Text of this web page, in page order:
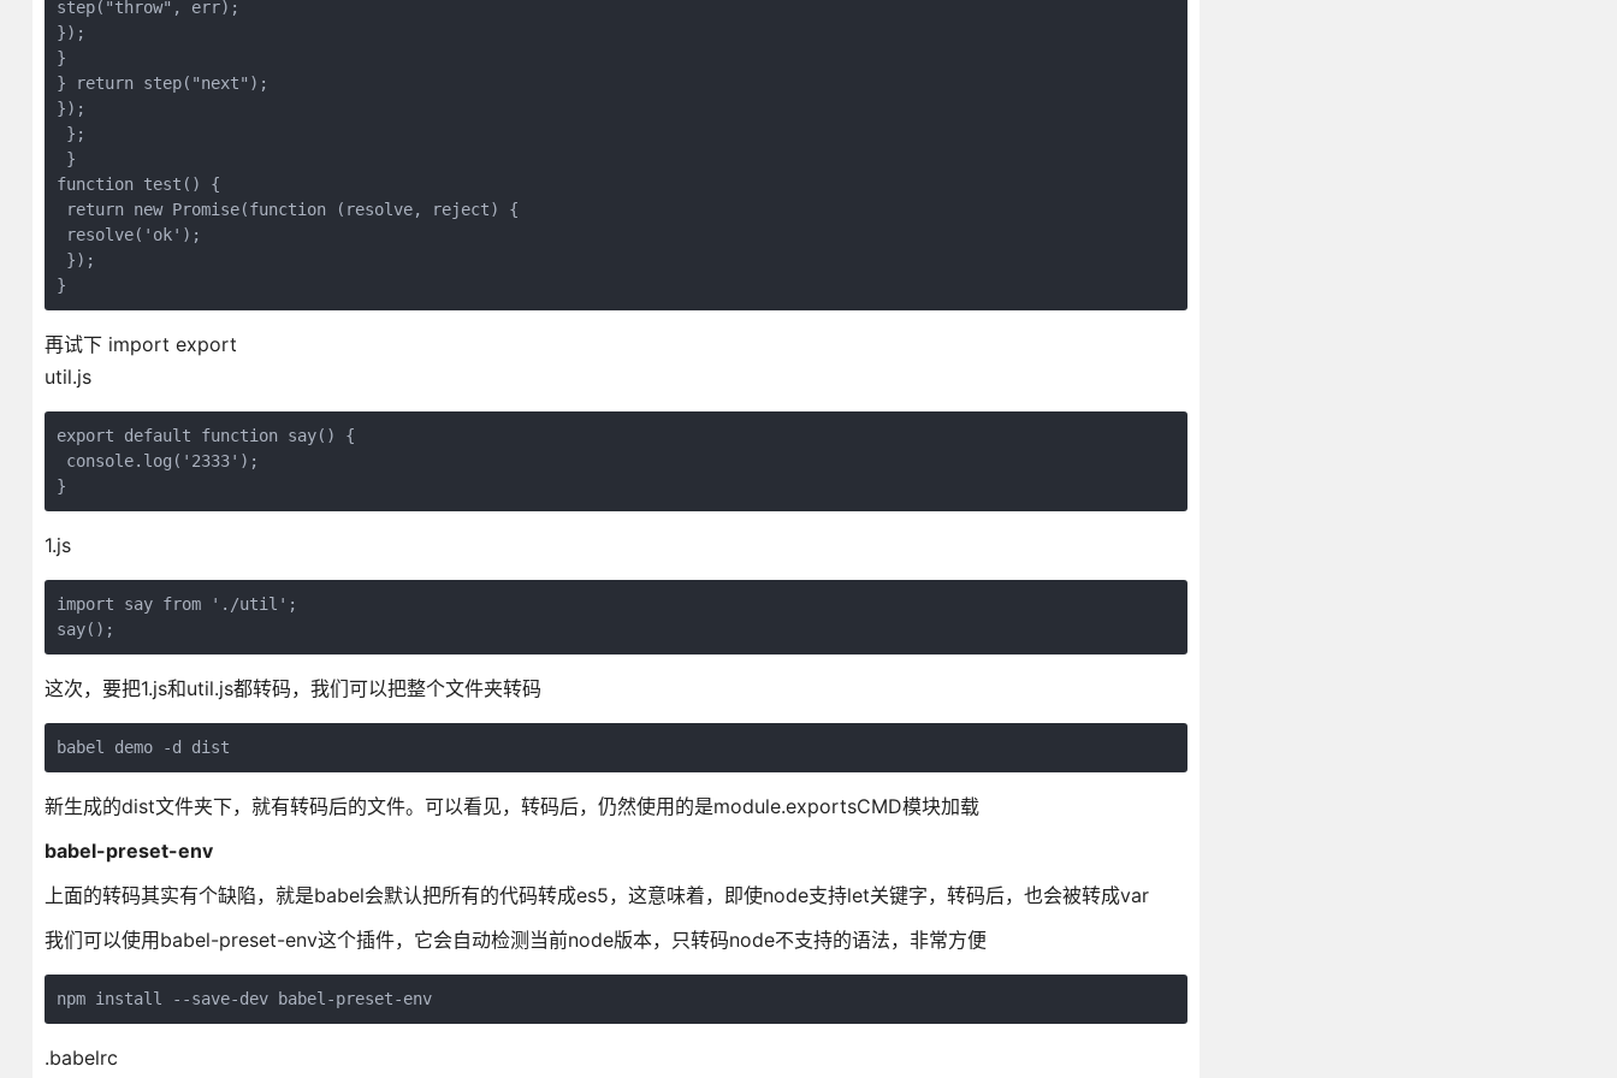
step("throw", err);
});
}
} return step("next");
});
};
}
function test() {
return new Promise(function (resolve, reject) {
resolve('ok');
});
}
再试下 import export
util.js
export default function say() {
console.log('2333');
}
1.js
import say from './util';
say();
这次，要把1.js和util.js都转码，我们可以把整个文件夹转码
babel demo -d dist
新生成的dist文件夹下，就有转码后的文件。可以看见，转码后，仍然使用的是module.exportsCMD模块加载
babel-preset-env
上面的转码其实有个缺陷，就是babel会默认把所有的代码转成es5，这意味着，即使node支持let关键字，转码后，也会被转成var
我们可以使用babel-preset-env这个插件，它会自动检测当前node版本，只转码node不支持的语法，非常方便
npm install --save-dev babel-preset-env
.babelrc